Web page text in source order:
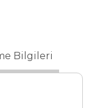
Bilgileri